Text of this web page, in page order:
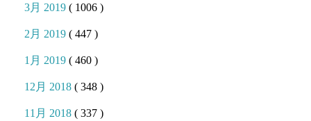
3月 2019( 1006 )
2月 2019( 447 )
1月 2019( 460 )
12月 2018( 348 )
11月 2018( 337 )